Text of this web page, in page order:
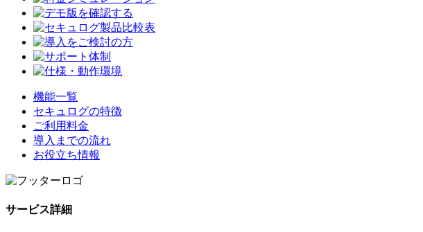
機能一覧
セキュログの特徴
ご利用料金
導入までの流れ
お役立ち情報
サービス詳細